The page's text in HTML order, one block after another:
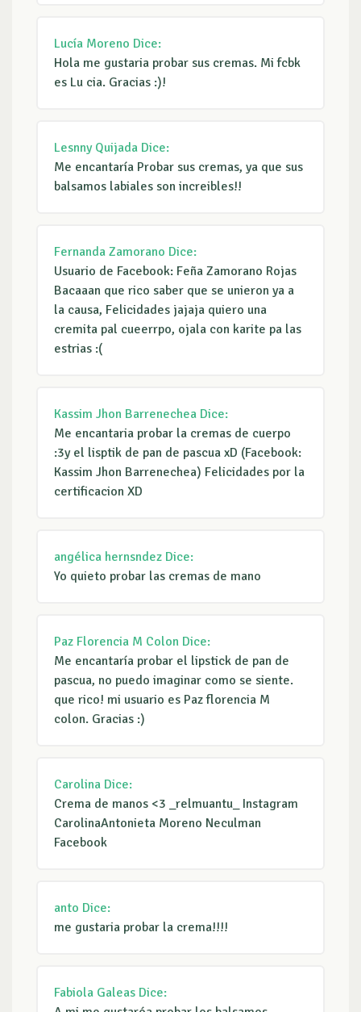
Lucía Moreno Dice:
Hola me gustaria probar sus cremas. Mi fcbk
es Lu cia. Gracias :)!
Lesnny Quijada Dice:
Me encantaría Probar sus cremas, ya que sus
balsamos labiales son increibles!!
Fernanda Zamorano Dice:
Usuario de Facebook: Feña Zamorano Rojas
Bacaaan que rico saber que se unieron ya a
la causa, Felicidades jajaja quiero una
cremita pal cueerrpo, ojala con karite pa las
estrias :(
Kassim Jhon Barrenechea Dice:
Me encantaria probar la cremas de cuerpo
:3y el lisptik de pan de pascua xD (Facebook:
Kassim Jhon Barrenechea) Felicidades por la
certificacion XD
angélica hernsndez Dice:
Yo quieto probar las cremas de mano
Paz Florencia M Colon Dice:
Me encantaría probar el lipstick de pan de
pascua, no puedo imaginar como se siente.
que rico! mi usuario es Paz florencia M
colon. Gracias :)
Carolina Dice:
Crema de manos <3 _relmuantu_ Instagram
CarolinaAntonieta Moreno Neculman
Facebook
anto Dice:
me gustaria probar la crema!!!!
Fabiola Galeas Dice: